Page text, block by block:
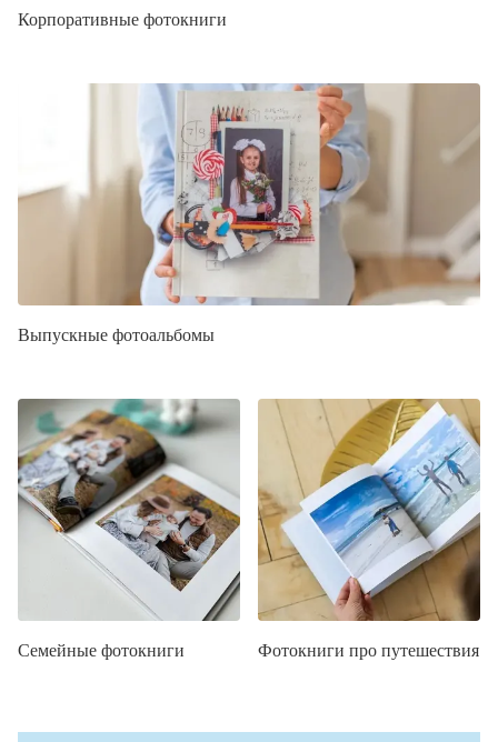
Корпоративные фотокниги
Выпускные фотоальбомы
Семейные фотокниги Фотокниги про путешествия